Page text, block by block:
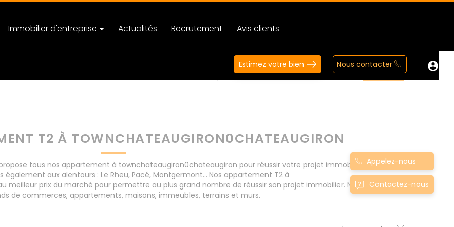
Immobilier d'entreprise Actualités Recrutement Avis clients
Estimez votre bien Nous contacter
T2 À TOWNCHATEAUGIRON0CHATEAUGIRON
tous nos appartement à townchateaugiron0chateaugiron pour réussir votre projet immobilier d' achat.
aux alentours : Le Rheu, Pacé, Montgermont... Nos appartement T2 à
meilleur prix du marché pour permettre au plus grand nombre de réussir son projet immobilier. Nous mettons
de commerces, appartements, maisons, immeubles, terrains et murs.
Appelez-nous
Contactez-nous